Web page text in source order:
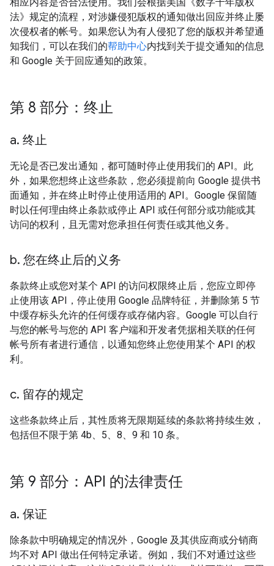
法》规定的流程，对涉嫌侵犯版权的通知做出回应并终止屡
次侵权者的帐号。如果您认为有人侵犯了您的版权并希望通
知我们，可以在我们的帮助中心内找到关于提交通知的信息
和 Google 关于回应通知的政策。
第 8 部分：终止
a. 终止
无论是否已发出通知，都可随时停止使用我们的 API。此
外，如果您想终止这些条款，您必须提前向 Google 提供书
面通知，并在终止时停止使用适用的 API。Google 保留随
时以任何理由终止条款或停止 API 或任何部分或功能或其
访问的权利，且无需对您承担任何责任或其他义务。
b. 您在终止后的义务
条款终止或您对某个 API 的访问权限终止后，您应立即停
止使用该 API，停止使用 Google 品牌特征，并删除第 5 节
中缓存标头允许的任何缓存或存储内容。Google 可以自行
与您的帐号与您的 API 客户端和开发者凭据相关联的任何
帐号所有者进行通信，以通知您终止您使用某个 API 的权
利。
c. 留存的规定
这些条款终止后，其性质将无限期延续的条款将持续生效，
包括但不限于第 4b、5、8、9 和 10 条。
第 9 部分：API 的法律责任
a. 保证
除条款中明确规定的情况外，Google 及其供应商或分销商
均不对 API 做出任何特定承诺。例如，我们不对通过这些